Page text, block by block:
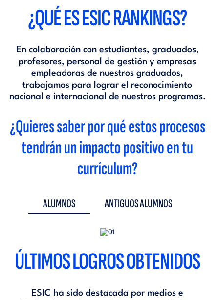
¿QUÉ ES ESIC RANKINGS?
En colaboración con estudiantes, graduados,
profesores, personal de gestión y empresas
empleadoras de nuestros graduados,
trabajamos para lograr el reconocimiento
nacional e internacional de nuestros programas.
¿Quieres saber por qué estos procesos
tendrán un impacto positivo en tu
currículum?
ALUMNOS ANTIGUOS ALUMNOS
ÚLTIMOS LOGROS OBTENIDOS
ESIC ha sido destacada por medios e